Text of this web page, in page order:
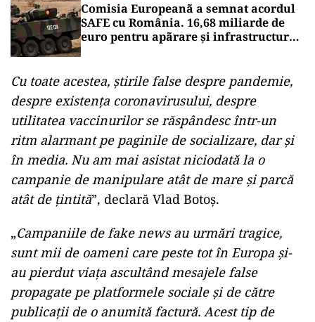
Comisia Europeanã a semnat acordul
SAFE cu România. 16,68 miliarde de
euro pentru apãrare și infrastructurã
Cu toate acestea, ştirile false despre pandemie,
despre existenţa coronavirusului, despre
utilitatea vaccinurilor se răspândesc într-un
ritm alarmant pe paginile de socializare, dar şi
în media. Nu am mai asistat niciodată la o
campanie de manipulare atât de mare şi parcă
atât de ţintită”, declară Vlad Botoş.
„Campaniile de fake news au urmări tragice,
sunt mii de oameni care peste tot în Europa şi-
au pierdut viaţa ascultând mesajele false
propagate pe platformele sociale şi de către
publicaţii de o anumită factură. Acest tip de